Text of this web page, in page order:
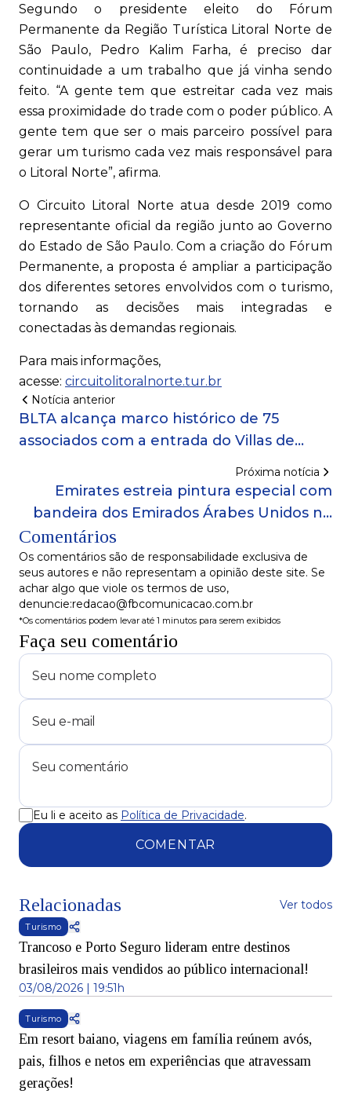
Segundo o presidente eleito do Fórum
Permanente da Região Turística Litoral Norte de
São Paulo, Pedro Kalim Farha, é preciso dar
continuidade a um trabalho que já vinha sendo
feito. “A gente tem que estreitar cada vez mais
essa proximidade do trade com o poder público. A
gente tem que ser o mais parceiro possível para
gerar um turismo cada vez mais responsável para
o Litoral Norte”, afirma.
O Circuito Litoral Norte atua desde 2019 como
representante oficial da região junto ao Governo
do Estado de São Paulo. Com a criação do Fórum
Permanente, a proposta é ampliar a participação
dos diferentes setores envolvidos com o turismo,
tornando as decisões mais integradas e
conectadas às demandas regionais.
Para mais informações,
acesse: circuitolitoralnorte.tur.br
Notícia anterior
BLTA alcança marco histórico de 75
associados com a entrada do Villas de
Trancoso, duas operações Fasano e o
retorno do Palácio Tangará!
Próxima notícia
Emirates estreia pintura especial com
bandeira dos Emirados Árabes Unidos no
Comentários
Os comentários são de responsabilidade exclusiva de
seus autores e não representam a opinião deste site. Se
achar algo que viole os termos de uso,
denuncie:redacao@fbcomunicacao.com.br
*Os comentários podem levar até 1 minutos para serem exibidos
Faça seu comentário
Eu li e aceito as Política de Privacidade.
COMENTAR
Relacionadas Ver todos
Turismo
Trancoso e Porto Seguro lideram entre destinos
brasileiros mais vendidos ao público internacional!
03/08/2026 | 19:51h
Turismo
Em resort baiano, viagens em família reúnem avós,
pais, filhos e netos em experiências que atravessam
gerações!